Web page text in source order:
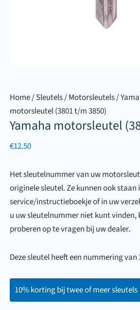
Home/Sleutels/Motorsleutels/
motorsleutel (3801 t/m 3850)
Yamaha motorsleutel
€12.50
Het sleutelnummer van uw
originele sleutel. Ze kunnen ook staan
service/instructieboekje of in uw
u uw sleutelnummer niet kunt vinden,
proberen op te vragen bij uw dealer.
Deze sleutel heeft een nummering van
10% korting bij twee of meer sleutels